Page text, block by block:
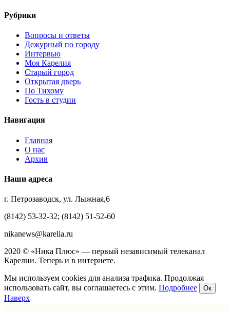
Рубрики
Вопросы и ответы
Дежурный по городу
Интервью
Моя Карелия
Старый город
Открытая дверь
По Тихому
Гость в студии
Навигация
Главная
О нас
Архив
Наши адреса
г. Петрозаводск, ул. Лыжная,6
(8142) 53-32-32; (8142) 51-52-60
nikanews@karelia.ru
2020 © «Ника Плюс» — первый независимый телеканал
Карелии. Теперь и в интернете.
Мы используем cookies для анализа трафика. Продолжая
использовать сайт, вы соглашаетесь с этим. Подробнее Ок
Наверх